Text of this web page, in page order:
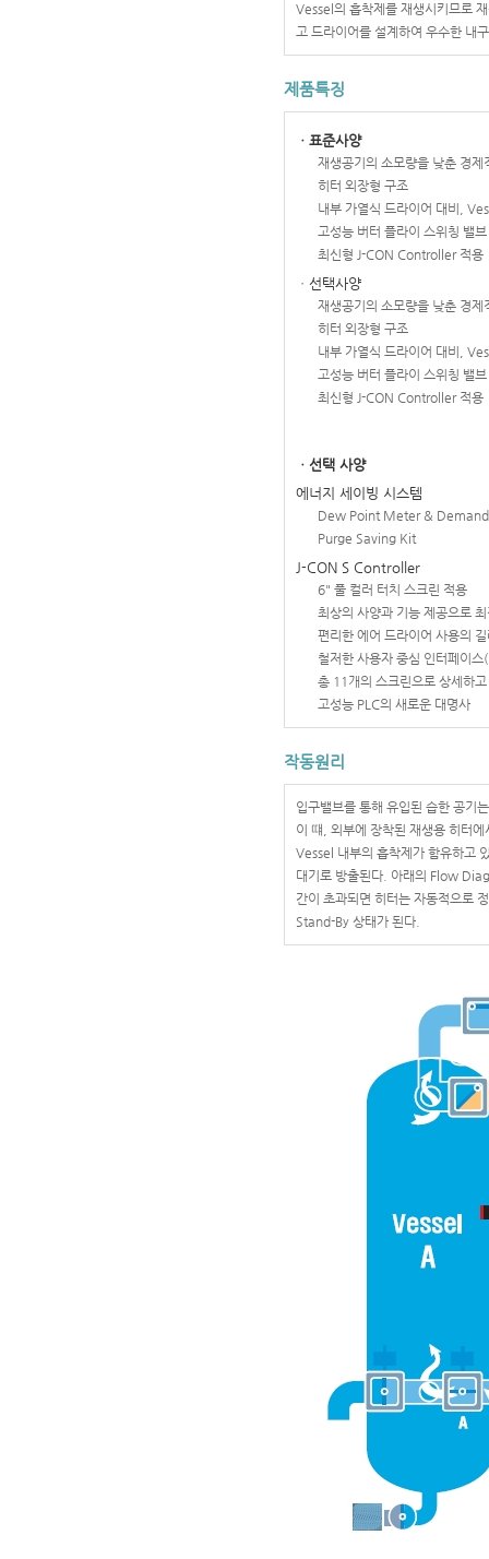
Vessel의 흡착제를 재생시키므로
고 드라이어를 설계하여 우수한 내
제품특징
ㆍ표준사양
재생공기의 소모량을 낮춘 경제
히터 외장형 구조
내부 가열식 드라이어 대비,
고성능 버터 플라이 스위칭 밸
최신형 J-CON Controller 적용
ㆍ선택사양
재생공기의 소모량을 낮춘 경제
히터 외장형 구조
내부 가열식 드라이어 대비,
고성능 버터 플라이 스위칭 밸
최신형 J-CON Controller 적용
ㆍ선택 사양
에너지 세이빙 시스템
Dew Point Meter &
Purge Saving Kit
J-CON S Controller
6" 풀 컬러 터치 스크린 적용
최상의 사양과 기능 제공으로
편리한 에어 드라이어 사용의
철저한 사용자 중심 인터페이
총 11개의 스크린으로 상세하
고성능 PLC의 새로운 대명사
작동원리
입구밸브를 통해 유입된 습한 공기
이 떄, 외부에 장착된 재생용 히터
Vessel 내부의 흡착제가 함유하고
대기로 방출된다. 아래의 Flow
간이 초과되면 히터는 자동적으로
Stand-By 상태가 된다.